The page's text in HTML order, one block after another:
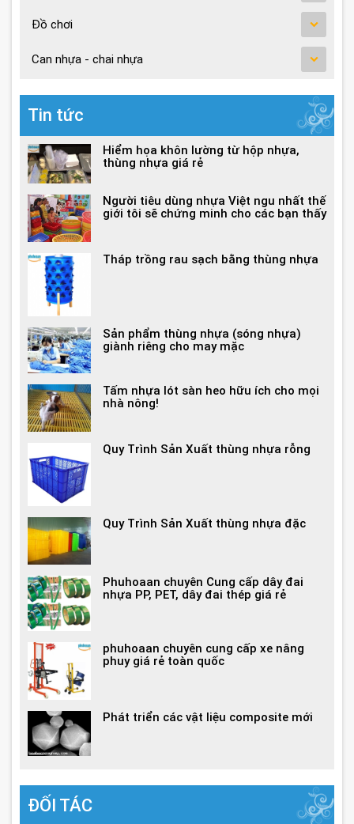
Đồ chơi
Can nhựa - chai nhựa
Tin tức
Hiểm họa khôn lường từ hộp nhựa,
thùng nhựa giá rẻ
Người tiêu dùng nhựa Việt ngu nhất thế
giới tôi sẽ chứng minh cho các bạn thấy
Tháp trồng rau sạch bằng thùng nhựa
Sản phẩm thùng nhựa (sóng nhựa)
giành riêng cho may mặc
Tấm nhựa lót sàn heo hữu ích cho mọi
nhà nông!
Quy Trình Sản Xuất thùng nhựa rỗng
Quy Trình Sản Xuất thùng nhựa đặc
Phuhoaan chuyên Cung cấp dây đai
nhựa PP, PET, dây đai thép giá rẻ
phuhoaan chuyên cung cấp xe nâng
phuy giá rẻ toàn quốc
Phát triển các vật liệu composite mới
ĐỐI TÁC